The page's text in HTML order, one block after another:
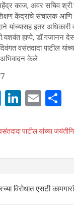
काज, अवर सचिव
केंद्राचे संचालक
यांच्यासह इतर अधिकारी
हाप्पे, डॉ.गजानन
वसंतदादा पाटील
केले.
T
tt
Li
ke
n
E
ail
पाटील यांच्या
विरोधात एसटी